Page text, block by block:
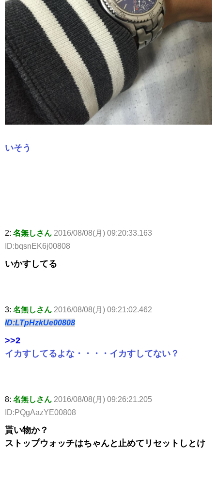
いそう
2: 名無しさん 2016/08/08(月) 09:20:33.163
ID:bqsnEK6j00808
いかすしてる
3: 名無しさん 2016/08/08(月) 09:21:02.462
ID:LTpHzkUe00808
>>2
イカすしてるよな・・・・イカすしてない？
8: 名無しさん 2016/08/08(月) 09:26:21.205
ID:PQgAazYE00808
貰い物か？
ストップウォッチはちゃんと止めてリセットしとけ